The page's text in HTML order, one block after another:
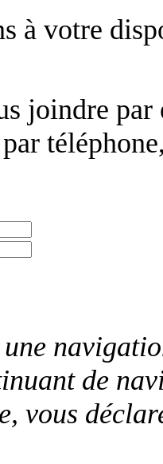
à votre
joindre
de
vous